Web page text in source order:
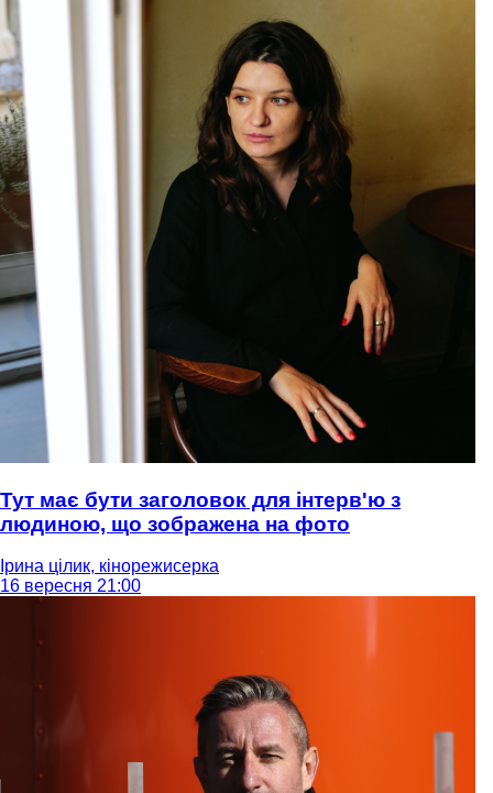
Тут має бути заголовок для інтерв'ю з
людиною, що зображена на фото
Ірина цілик, кінорежисерка
16 вересня 21:00